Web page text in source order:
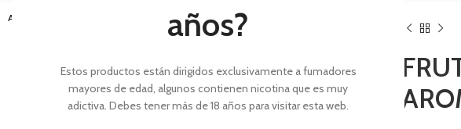
años?
Estos productos están dirigidos exclusivamente a fumadores
mayores de edad, algunos contienen nicotina que es muy
adictiva. Debes tener más de 18 años para visitar esta web.
AGOTADO